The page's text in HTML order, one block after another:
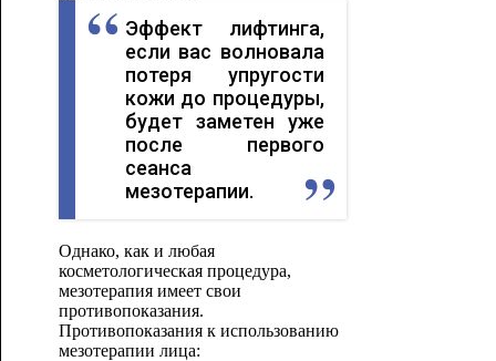
Эффект лифтинга,
если вас волновала
потеря упругости
кожи до процедуры,
будет заметен уже
после первого
сеанса
мезотерапии.
Однако, как и любая
косметологическая процедура,
мезотерапия имеет свои
противопоказания.
Противопоказания к использованию
мезотерапии лица: